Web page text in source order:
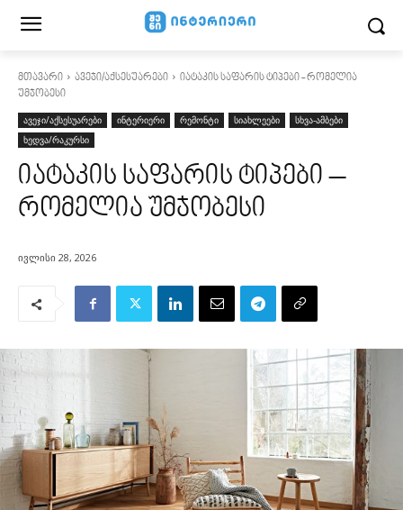
მთავარი ავეჯი/აქსესუარები
იატაკის საფარის ტიპები - რომელია
უმჯობესი
ავეჯი/აქსესუარები ინტერიერი რემონტი სიახლეები
სხვა-ამბები
ხედვა/რაკურსი
იატაკის საფარის ტიპები –
რომელია უმჯობესი
ივლისი 28, 2026